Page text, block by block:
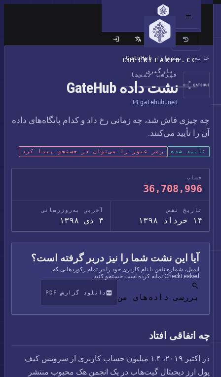
CHECKLEAKED.CC
بارگیری
سایت کلاسیک
خانه / نقض‌ها /
GateHub
فهرست نقض‌ها
نشت داده GateHub
gatehub.net
چه چیزی فاش شد، چه زمانی رخ داد و کدام پایگاه‌های داده
آن را تأیید می‌کنند.
تأیید شده رمز عبور را می‌توان در جستجو پیدا کرد
حساب
36,708,996
تاریخ نقض
۱۴ خرداد ۱۳۹۸
آخرین به‌روزرسانی
آیا این نشت شما را نیز دربر گرفته است؟
ایمیل، شماره تلفن یا نام کاربری خود را در تمام رکوردهایی که
CheckLeaked نمایه کرده است جستجو کنید.
بررسی داده‌های من دانلود گزارش PDF
چه اتفاقی افتاد
در اکتبر ۲۰۱۹، ۱.۴ میلیون حساب کاربری از سرویس کیف
پول ارز دیجیتال گیت‌هاب در یک انجمن هک محبوب منتشر